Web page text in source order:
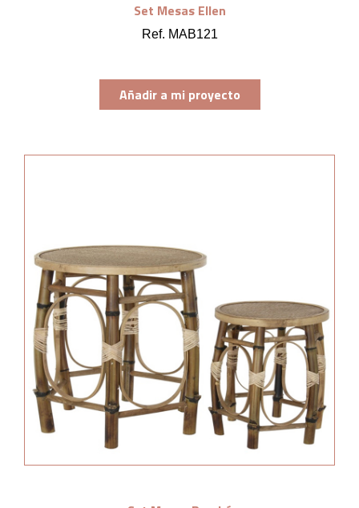
Set Mesas Ellen
Ref. MAB121
Añadir a mi proyecto